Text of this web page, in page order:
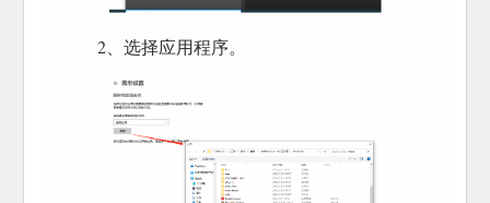
2、选择应用程序。